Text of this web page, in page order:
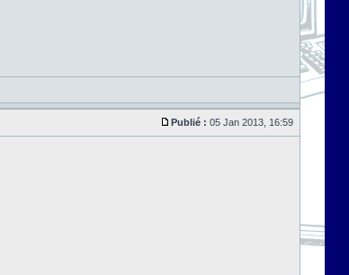
Publié : 05 Jan 2013, 16:59